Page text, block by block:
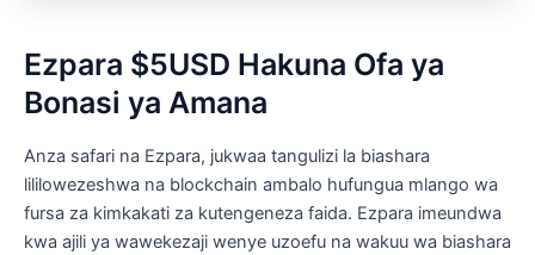
Ezpara $5USD Hakuna Ofa ya
Bonasi ya Amana
Anza safari na Ezpara, jukwaa tangulizi la biashara
lililowezeshwa na blockchain ambalo hufungua mlango wa
fursa za kimkakati za kutengeneza faida. Ezpara imeundwa
kwa ajili ya wawekezaji wenye uzoefu na wakuu wa biashara